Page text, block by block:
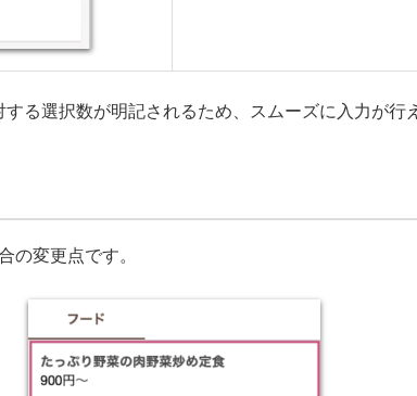
る選択数が明記されるため、スムーズに入力が行
変更点です。